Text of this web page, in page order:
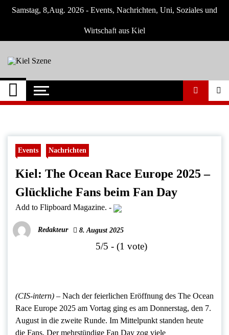
Skip
Samstag, 8,Aug. 2026 - Events, Nachrichten, Uni, Soziales und
Wirtschaft aus Kiel
Kiel Szene
Neuigkeiten und Nachrichten aus Kiel und
Umgebung
Events Nachrichten
Kiel: The Ocean Race Europe 2025 –
Glückliche Fans beim Fan Day
Add to Flipboard Magazine. -
Redakteur 8. August 2025
5/5 - (1 vote)
(CIS-intern) – Nach der feierlichen Eröffnung des The Ocean
Race Europe 2025 am Vortag ging es am Donnerstag, den 7.
August in die zweite Runde. Im Mittelpunkt standen heute
die Fans. Der mehrstündige Fan Day zog viele